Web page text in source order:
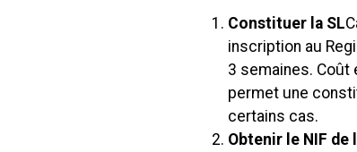
Constituer la SL
inscription au
3 semaines. Coût
permet une
certains cas.
Obtenir le NIF de